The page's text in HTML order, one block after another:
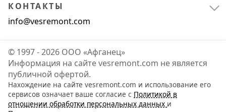
КОНТАКТЫ
info@vesremont.com
© 1997 - 2026 ООО «Афганец»
Информация на сайте vesremont.com не является
публичной офертой.
Нахождение на сайте vesremont.com и использование его
сервисов означает ваше согласие с Политикой в
отношении обработки персональных данных и